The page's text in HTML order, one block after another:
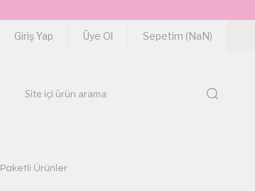
Giriş Yap Üye Ol Sepetim (NaN)
Paketli Ürünler